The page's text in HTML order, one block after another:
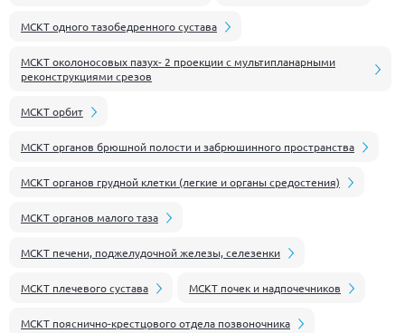
МСКТ одного тазобедренного сустава
МСКТ околоносовых пазух- 2 проекции с мультипланарными
реконструкциями срезов
МСКТ орбит
МСКТ органов брюшной полости и забрюшинного пространства
МСКТ органов грудной клетки (легкие и органы средостения)
МСКТ органов малого таза
МСКТ печени, поджелудочной железы, селезенки
МСКТ плечевого сустава МСКТ почек и надпочечников
МСКТ пояснично-крестцового отдела позвоночника